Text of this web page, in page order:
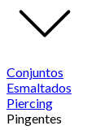
Conjuntos
Esmaltados
Piercing
Pingentes